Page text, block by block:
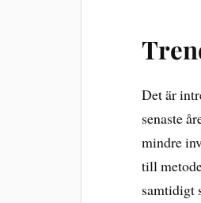
Det är
senaste
mindre
till
samtidigt